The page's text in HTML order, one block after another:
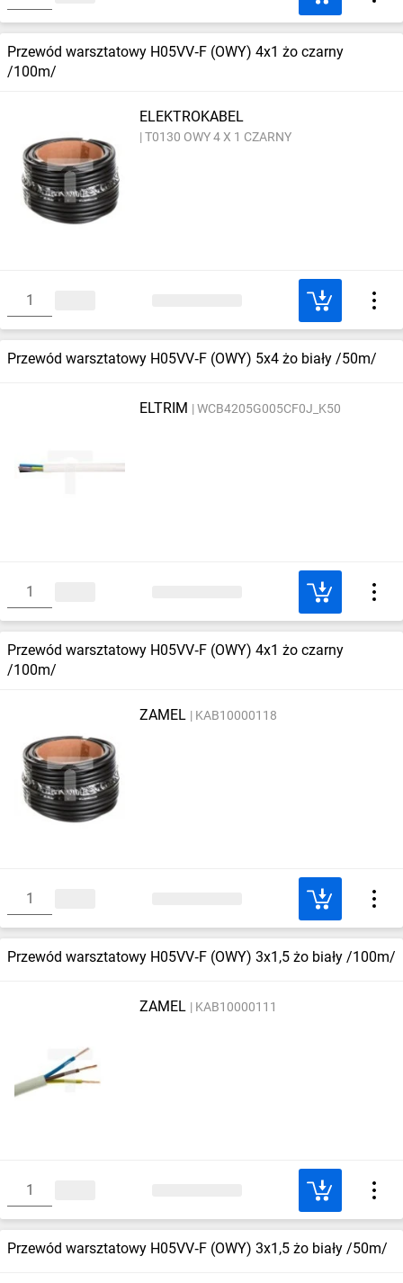
Przewód warsztatowy H05VV‑F (OWY) 4x1 żo czarny
/100m/
ELEKTROKABEL
T0130 OWY 4 X 1 CZARNY
Przewód warsztatowy H05VV‑F (OWY) 5x4 żo biały /50m/
ELTRIM WCB4205G005CF0J_K50
Przewód warsztatowy H05VV‑F (OWY) 4x1 żo czarny
/100m/
ZAMEL KAB10000118
Przewód warsztatowy H05VV‑F (OWY) 3x1,5 żo biały /100m/
ZAMEL KAB10000111
Przewód warsztatowy H05VV‑F (OWY) 3x1,5 żo biały /50m/